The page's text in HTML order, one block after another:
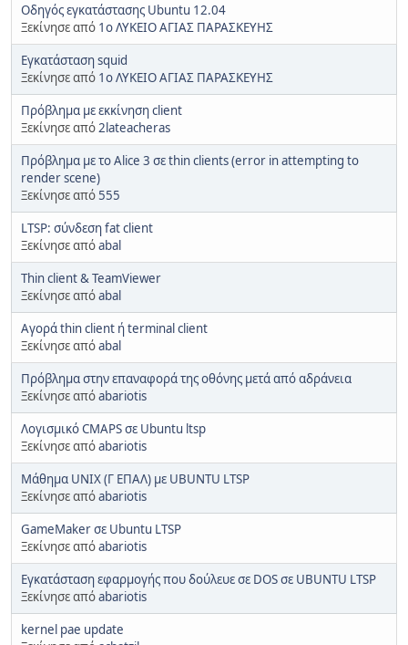
Οδηγός εγκατάστασης Ubuntu 12.04
Ξεκίνησε από 1o ΛΥΚΕΙΟ ΑΓΙΑΣ ΠΑΡΑΣΚΕΥΗΣ
Εγκατάσταση squid
Ξεκίνησε από 1o ΛΥΚΕΙΟ ΑΓΙΑΣ ΠΑΡΑΣΚΕΥΗΣ
Πρόβλημα με εκκίνηση client
Ξεκίνησε από 2lateacheras
Πρόβλημα με το Alice 3 σε thin clients (error in attempting to
render scene)
Ξεκίνησε από555
LTSP: σύνδεση fat client
Ξεκίνησε απόabal
Thin client & TeamViewer
Ξεκίνησε απόabal
Αγορά thin client ή terminal client
Ξεκίνησε απόabal
Πρόβλημα στην επαναφορά της οθόνης μετά από αδράνεια
Ξεκίνησε απόabariotis
Λογισμικό CMAPS σε Ubuntu ltsp
Ξεκίνησε απόabariotis
Μάθημα UNIX (Γ ΕΠΑΛ) με UBUNTU LTSP
Ξεκίνησε απόabariotis
GameMaker σε Ubuntu LTSP
Ξεκίνησε απόabariotis
Eγκατάσταση εφαρμογής που δούλευε σε DOS σε UBUNTU LTSP
Ξεκίνησε απόabariotis
kernel pae update